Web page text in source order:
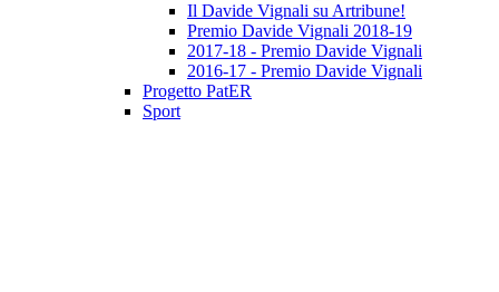
Il Davide Vignali su Artribune!
Premio Davide Vignali 2018-19
2017-18 - Premio Davide Vignali
2016-17 - Premio Davide Vignali
Progetto PatER
Sport